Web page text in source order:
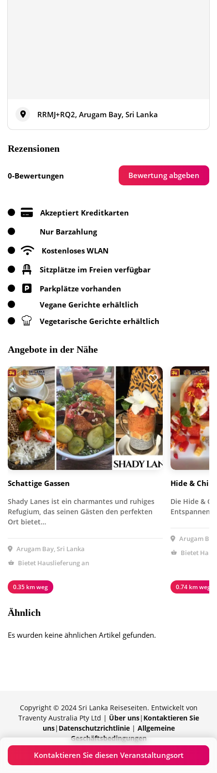
RRMJ+RQ2, Arugam Bay, Sri Lanka
Rezensionen
0-Bewertungen Bewertung abgeben
Akzeptiert Kreditkarten
Nur Barzahlung
Kostenloses WLAN
Sitzplätze im Freien verfügbar
Parkplätze vorhanden
Vegane Gerichte erhältlich
Vegetarische Gerichte erhältlich
Kontaktieren Sie diesen Veranstaltungsort
Angebote in der Nähe
Schattige Gassen
Shady Lanes ist ein charmantes und ruhiges
Refugium, das seinen Gästen den perfekten
Ort bietet…
Arugam Bay, Sri Lanka
Bietet Hauslieferung an
0.35 km weg
Hide & Chill
Die Hide &
Entspannen
Arugam
Bietet
0.74 km weg
Ähnlich
Es wurden keine ähnlichen Artikel gefunden.
Copyright © 2024 Sri Lanka Reiseseiten. Entwickelt von
Traventy Australia Pty Ltd | Über uns| Kontaktieren Sie
uns| Datenschutzrichtlinie| Allgemeine
Geschäftsbedingungen
Mit Stolz präsentiert von Traventy